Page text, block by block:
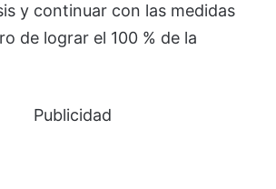
y continuar con las medidas
de lograr el 100 % de la
Publicidad